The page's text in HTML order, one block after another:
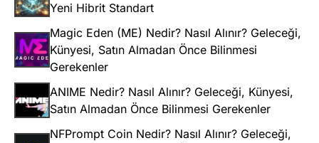
Yeni Hibrit Standart
Magic Eden (ME) Nedir? Nasıl Alınır? Geleceği,
Künyesi, Satın Almadan Önce Bilinmesi
Gerekenler
ANIME Nedir? Nasıl Alınır? Geleceği, Künyesi,
Satın Almadan Önce Bilinmesi Gerekenler
NFPrompt Coin Nedir? Nasıl Alınır? Geleceği,